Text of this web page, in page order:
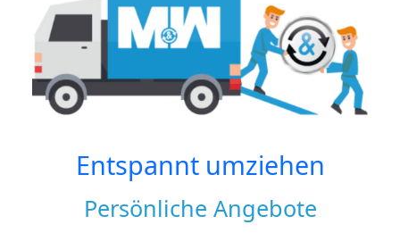
Entspannt umziehen
Persönliche Angebote